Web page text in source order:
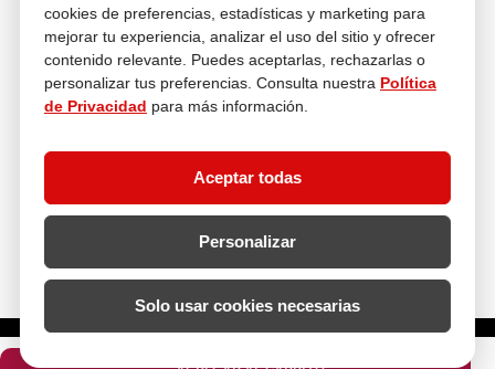
cookies de preferencias, estadísticas y marketing para
mejorar tu experiencia, analizar el uso del sitio y ofrecer
contenido relevante. Puedes aceptarlas, rechazarlas o
personalizar tus preferencias. Consulta nuestra Política
de Privacidad para más información.
Aceptar todas
Personalizar
Solo usar cookies necesarias
Descubre más